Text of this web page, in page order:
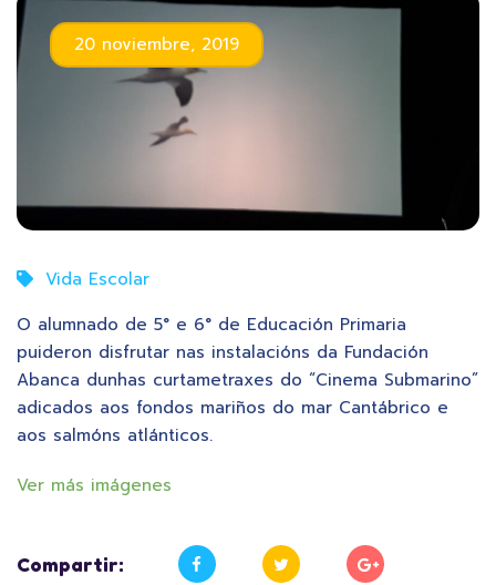
20 noviembre, 2019
Vida Escolar
O alumnado de 5° e 6° de Educación Primaria
puideron disfrutar nas instalacións da Fundación
Abanca dunhas curtametraxes do “Cinema Submarino”
adicados aos fondos mariños do mar Cantábrico e
aos salmóns atlánticos.
Ver más imágenes
Compartir: